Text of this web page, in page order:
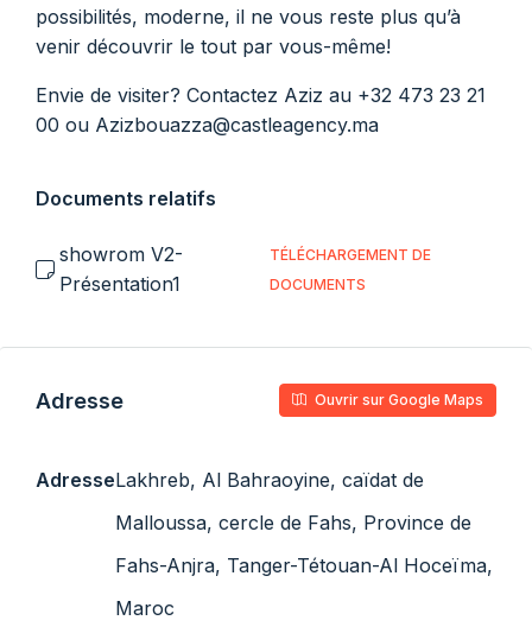
possibilités, moderne, il ne vous reste plus qu’à
venir découvrir le tout par vous-même!
Envie de visiter? Contactez Aziz au +32 473 23 21
00 ou Azizbouazza@castleagency.ma
Documents relatifs
showrom V2-
Présentation1
TÉLÉCHARGEMENT DE
DOCUMENTS
Adresse Ouvrir sur Google Maps
AdresseLakhreb, Al Bahraoyine, caïdat de
Malloussa, cercle de Fahs, Province de
Fahs-Anjra, Tanger-Tétouan-Al Hoceïma,
Maroc